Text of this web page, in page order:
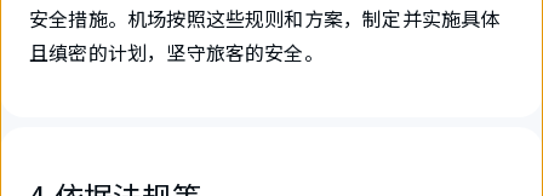
安全措施。机场按照这些规则和方案，制定并实施具体
且缜密的计划，坚守旅客的安全。